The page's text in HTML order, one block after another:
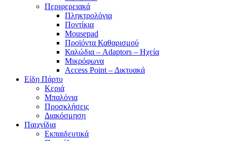
Περιφερειακά
Πληκτρολόγια
Ποντίκια
Mousepad
Προϊόντα Καθαρισμού
Καλώδια – Adaptors – Ηχεία
Μικρόφωνα
Access Point – Δικτυακά
Είδη Πάρτυ
Κεριά
Μπαλόνια
Προσκλήσεις
Διακόσμηση
Παιχνίδια
Εκπαιδευτικά